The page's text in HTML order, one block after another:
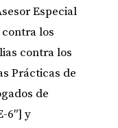
Especial
los
contra los
Prácticas de
de
6″] y